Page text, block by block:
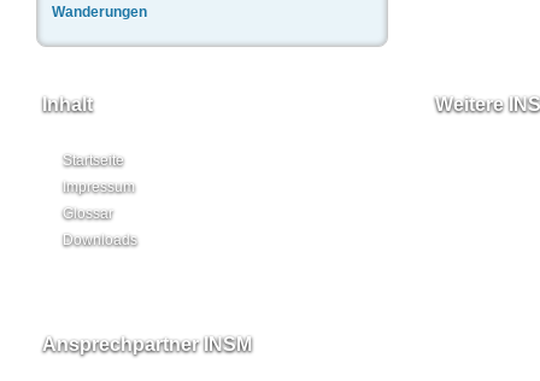
Wanderungen
Inhalt
Startseite
Impressum
Glossar
Downloads
Ansprechpartner INSM
Weitere